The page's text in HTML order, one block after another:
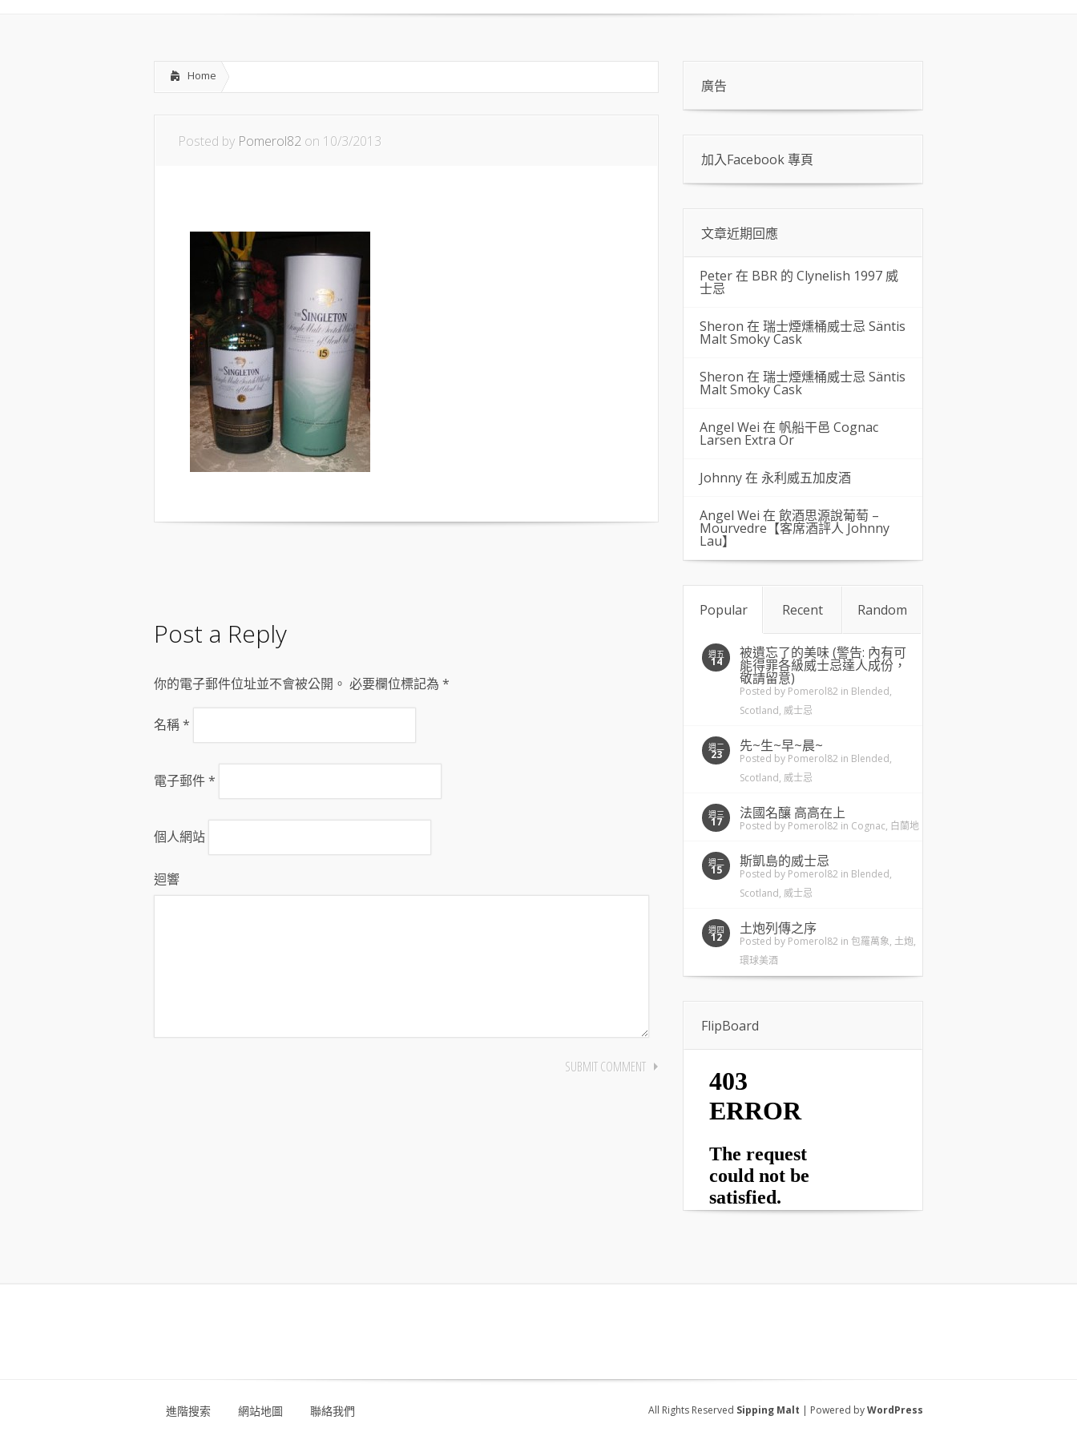
Home
Posted by Pomerol82 on 10/3/2013
Post a Reply
你的電子郵件位址並不會被公開。 必要欄位標記為 *
名稱*
電子郵件*
個人網站
迴響
廣告
加入Facebook 專頁
文章近期回應
Peter 在 BBR 的 Clynelish 1997 威
士忌
Sheron 在 瑞士煙燻桶威士忌 Säntis
Malt Smoky Cask
Sheron 在 瑞士煙燻桶威士忌 Säntis
Malt Smoky Cask
Angel Wei 在 帆船干邑 Cognac
Larsen Extra Or
Johnny 在 永利威五加皮酒
Angel Wei 在 飲酒思源說葡萄 –
Mourvedre【客席酒評人 Johnny
Lau】
Popular Recent Random
週五
14
被遺忘了的美味 (警告: 內有可
能得罪各級威士忌達人成份，
敬請留意)
Posted by Pomerol82 in Blended,
Scotland, 威士忌
週二
23
先~生~早~晨~
Posted by Pomerol82 in Blended,
Scotland, 威士忌
週三
17
法國名釀 高高在上
Posted by Pomerol82 in Cognac, 白蘭地
週二
15
斯凱島的威士忌
Posted by Pomerol82 in Blended,
Scotland, 威士忌
週四
12
土炮列傳之序
Posted by Pomerol82 in 包羅萬象, 土炮,
環球美酒
FlipBoard
進階搜索 網站地圖 聯絡我們 All Rights Reserved Sipping Malt | Powered byWordPress